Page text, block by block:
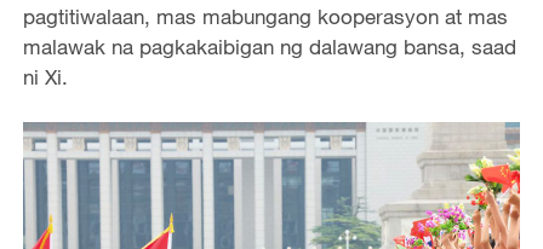
pagtitiwalaan, mas mabungang kooperasyon at mas
malawak na pagkakaibigan ng dalawang bansa, saad
ni Xi.